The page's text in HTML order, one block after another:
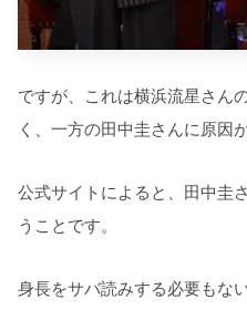
ですが、これは横浜流星さん
く、一方の田中圭さんに原因
公式サイトによると、田中圭
うことです。
身長をサバ読みする必要もな